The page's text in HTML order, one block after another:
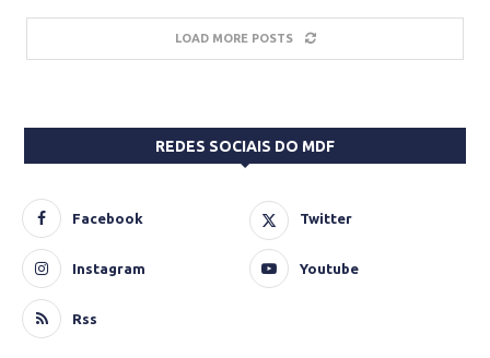
LOAD MORE POSTS
REDES SOCIAIS DO MDF
Facebook Twitter
Instagram Youtube
Rss